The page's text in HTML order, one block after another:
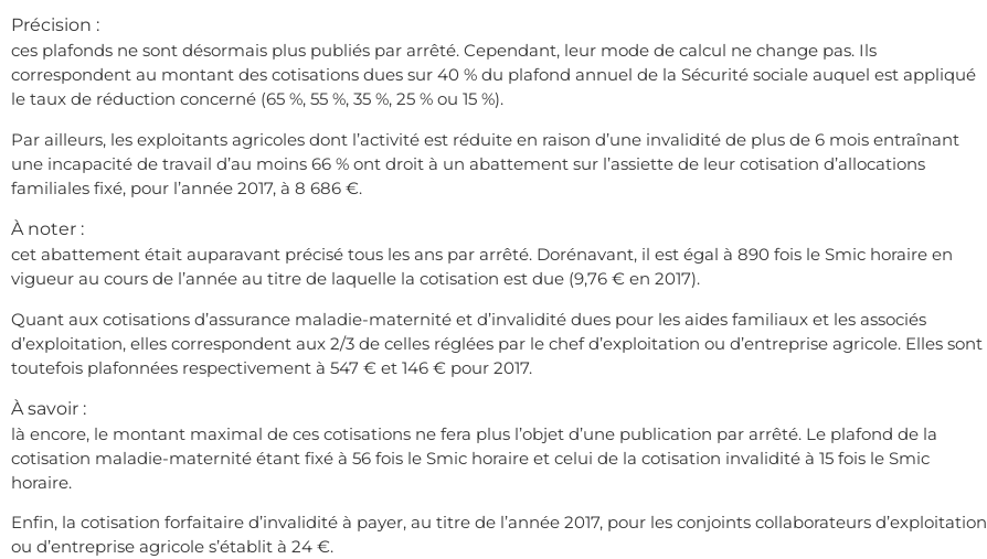
Précision :
ces plafonds ne sont désormais plus publiés par arrêté. Cependant, leur mode de calcul ne change pas. Ils
correspondent au montant des cotisations dues sur 40 % du plafond annuel de la Sécurité sociale auquel est appliqué
le taux de réduction concerné (65 %, 55 %, 35 %, 25 % ou 15 %).
Par ailleurs, les exploitants agricoles dont l’activité est réduite en raison d’une invalidité de plus de 6 mois entraînant
une incapacité de travail d’au moins 66 % ont droit à un abattement sur l’assiette de leur cotisation d’allocations
familiales fixé, pour l’année 2017, à 8 686 €.
À noter :
cet abattement était auparavant précisé tous les ans par arrêté. Dorénavant, il est égal à 890 fois le Smic horaire en
vigueur au cours de l’année au titre de laquelle la cotisation est due (9,76 € en 2017).
Quant aux cotisations d’assurance maladie-maternité et d’invalidité dues pour les aides familiaux et les associés
d’exploitation, elles correspondent aux 2/3 de celles réglées par le chef d’exploitation ou d’entreprise agricole. Elles sont
toutefois plafonnées respectivement à 547 € et 146 € pour 2017.
À savoir :
là encore, le montant maximal de ces cotisations ne fera plus l’objet d’une publication par arrêté. Le plafond de la
cotisation maladie-maternité étant fixé à 56 fois le Smic horaire et celui de la cotisation invalidité à 15 fois le Smic
horaire.
Enfin, la cotisation forfaitaire d’invalidité à payer, au titre de l’année 2017, pour les conjoints collaborateurs d’exploitation
ou d’entreprise agricole s’établit à 24 €.